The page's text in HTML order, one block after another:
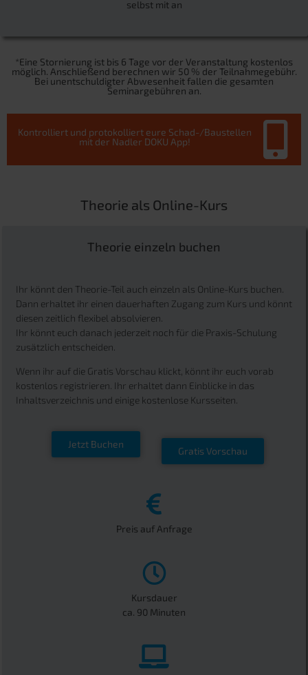
selbst mit an
*Eine Stornierung ist bis 6 Tage vor der Veranstaltung kostenlos
möglich. Anschließend berechnen wir 50 % der Teilnahmegebühr.
Bei unentschuldigter Abwesenheit fallen die gesamten
Seminargebühren an.
Kontrolliert und protokolliert eure Schad-/Baustellen
mit der Nadler DOKU App!
Theorie als Online-Kurs
Theorie einzeln buchen
Ihr könnt den Theorie-Teil auch einzeln als Online-Kurs buchen.
Dann erhaltet ihr einen dauerhaften Zugang zum Kurs und könnt
diesen zeitlich flexibel absolvieren.
Ihr könnt euch danach jederzeit noch für die Praxis-Schulung
zusätzlich entscheiden.
Wenn ihr auf die Gratis Vorschau klickt, könnt ihr euch vorab
kostenlos registrieren. Ihr erhaltet dann Einblicke in das
Inhaltsverzeichnis und einige kostenlose Kursseiten.
Jetzt Buchen
Gratis Vorschau
Preis auf Anfrage
Kursdauer
ca. 90 Minuten